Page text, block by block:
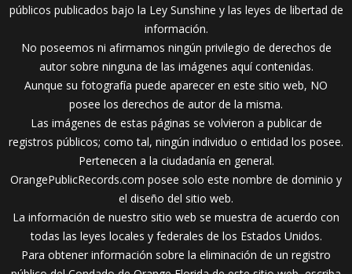
públicos publicados bajo la Ley Sunshine y las leyes de libertad de
información.
No poseemos ni afirmamos ningún privilegio de derechos de
autor sobre ninguna de las imágenes aquí contenidas.
Aunque su fotografía puede aparecer en este sitio web, NO
posee los derechos de autor de la misma.
Las imágenes de estas páginas se volvieron a publicar de
registros públicos; como tal, ningún individuo o entidad los posee.
Pertenecen a la ciudadanía en general.
OrangePublicRecords.com posee solo este nombre de dominio y
el diseño del sitio web.
La información de nuestro sitio web se muestra de acuerdo con
todas las leyes locales y federales de los Estados Unidos.
Para obtener información sobre la eliminación de un registro